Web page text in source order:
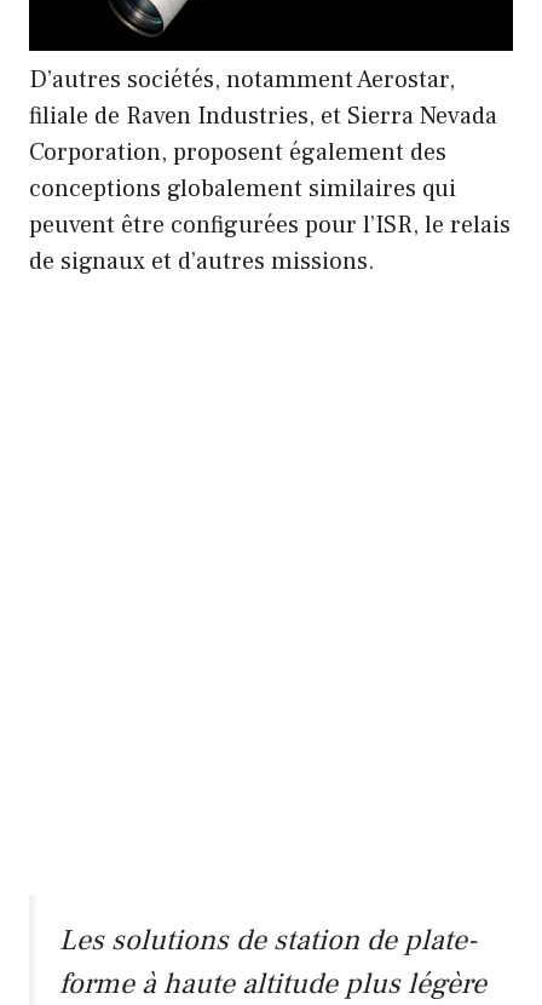
D’autres sociétés, notamment Aerostar,
filiale de Raven Industries, et Sierra Nevada
Corporation, proposent également des
conceptions globalement similaires qui
peuvent être configurées pour l’ISR, le relais
de signaux et d’autres missions.
Les solutions de station de plate-
forme à haute altitude plus légère